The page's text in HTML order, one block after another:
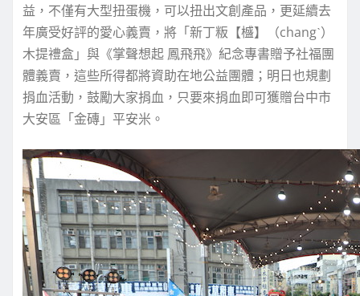
益，不僅有大型扭蛋機，可以扭出文創產品，更延續去
年廣受好評的愛心義賣，將「新丁粄【𣛮】（changˋ）
木提禮盒」與《掌聲想起 鳳飛飛》紀念專書贈予社福團
體義賣，這些所得都將資助在地公益團體；明日也規劃
捐血活動，鼓勵大家捐血，只要來捐血即可獲贈台中市
大安區「金磚」平安米。